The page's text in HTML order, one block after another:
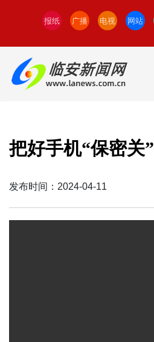
报纸 广播 电视 网站
把好手机“保密关”
发布时间：2024-04-11